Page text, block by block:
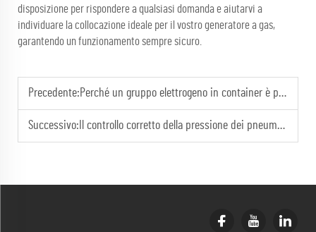
disposizione per rispondere a qualsiasi domanda e aiutarvi a
individuare la collocazione ideale per il vostro generatore a gas,
garantendo un funzionamento sempre sicuro.
Precedente:Perché un gruppo elettrogeno in container è più facile da trasportare rispetto ai modelli tradizionali?
Successivo: Il controllo corretto della pressione dei pneumatici garantisce il movimento sicuro di un gruppo elettrogeno su rimorchio.